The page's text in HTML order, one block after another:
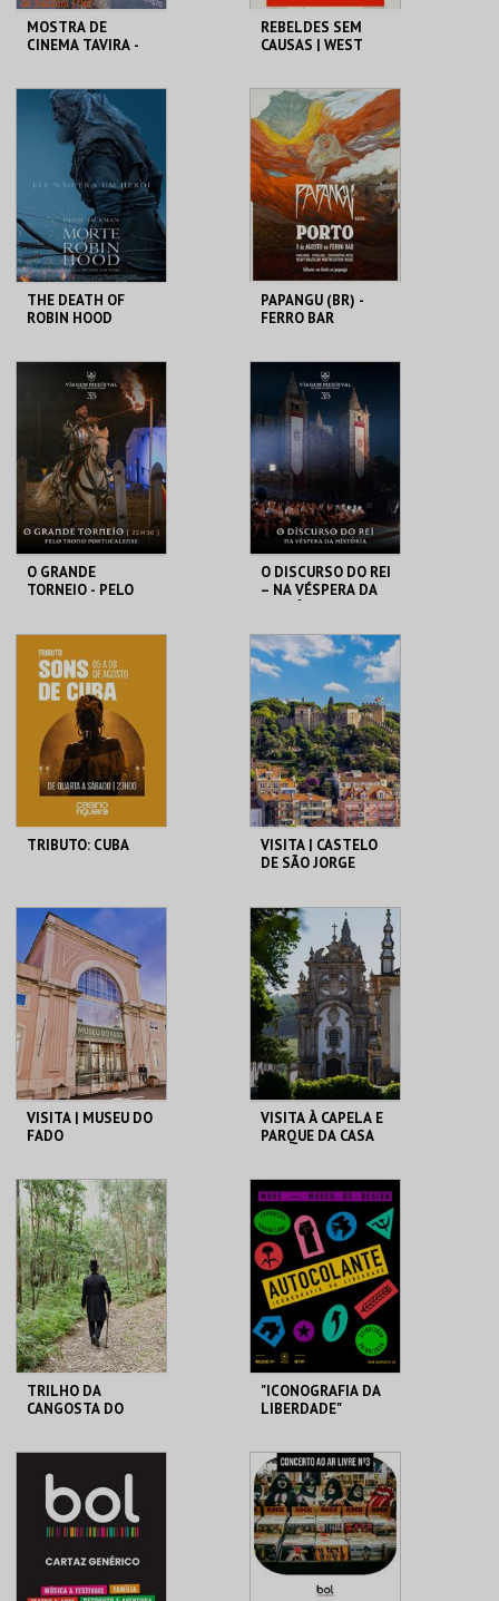
MOSTRA DE
CINEMA TAVIRA -
CLAUSTROS
CONVENTO CARMO
MAIS INFO
COMPRAR
REBELDES SEM
CAUSAS | WEST
CINEMATECA
MAIS INFO
THE DEATH OF
ROBIN HOOD
CINE-TEATRO
CARIDADE
MAIS INFO
COMPRAR
PAPANGU (BR) -
FERRO BAR
FERRO BAR
MAIS INFO
COMPRAR
O GRANDE
TORNEIO - PELO
SANTA MARIA DA
FEIRA
MAIS INFO
COMPRAR
O DISCURSO DO REI
– NA VÉSPERA DA
SANTA MARIA DA
FEIRA
MAIS INFO
COMPRAR
TRIBUTO: CUBA
CASINO FIGUEIRA
MAIS INFO
COMPRAR
VISITA | CASTELO
DE SÃO JORGE
CASTELO DE SÃO
JORGE
MAIS INFO
COMPRAR
VISITA | MUSEU DO
FADO
MUSEU DO FADO
MAIS INFO
COMPRAR
VISITA À CAPELA E
PARQUE DA CASA
FUND. DA CASA DE
MATEUS
MAIS INFO
COMPRAR
TRILHO DA
CANGOSTA DO
MUSEU CAMILO
MAIS INFO
COMPRAR
"ICONOGRAFIA DA
LIBERDADE"
MUDE
MAIS INFO
COMPRAR